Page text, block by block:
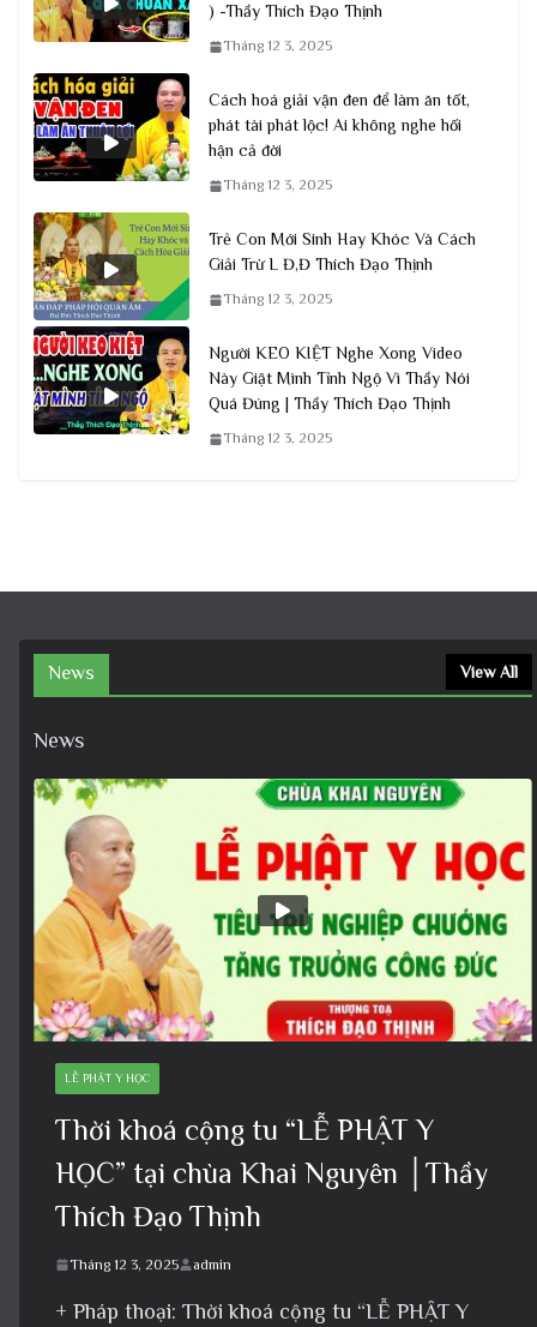
) -Thầy Thích Đạo Thịnh
Tháng 12 3, 2025
Cách hoá giải vận đen để làm ăn tốt,
phát tài phát lộc! Ai không nghe hối
hận cả đời
Tháng 12 3, 2025
Trẻ Con Mới Sinh Hay Khóc Và Cách
Giải Trừ L Đ,Đ Thích Đạo Thịnh
Tháng 12 3, 2025
Người KEO KIỆT Nghe Xong Video
Này Giật Mình Tỉnh Ngộ Vì Thầy Nói
Quá Đúng | Thầy Thích Đạo Thịnh
Tháng 12 3, 2025
News View All
News
LỄ PHẬT Y HỌC
Thời khoá cộng tu “LỄ PHẬT Y
HỌC” tại chùa Khai Nguyên │Thầy
Thích Đạo Thịnh
Tháng 12 3, 2025 admin
+ Pháp thoại: Thời khoá cộng tu “LỄ PHẬT Y